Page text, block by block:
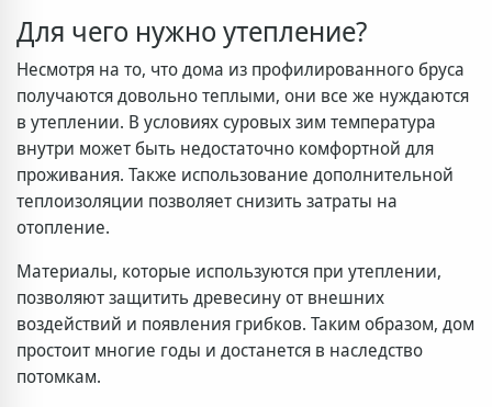
Для чего нужно утепление?
Несмотря на то, что дома из профилированного бруса
получаются довольно теплыми, они все же нуждаются
в утеплении. В условиях суровых зим температура
внутри может быть недостаточно комфортной для
проживания. Также использование дополнительной
теплоизоляции позволяет снизить затраты на
отопление.
Материалы, которые используются при утеплении,
позволяют защитить древесину от внешних
воздействий и появления грибков. Таким образом, дом
простоит многие годы и достанется в наследство
потомкам.